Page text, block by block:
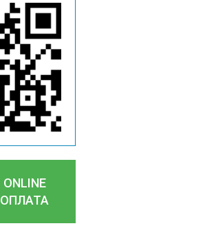
ONLINE
ОПЛАТА